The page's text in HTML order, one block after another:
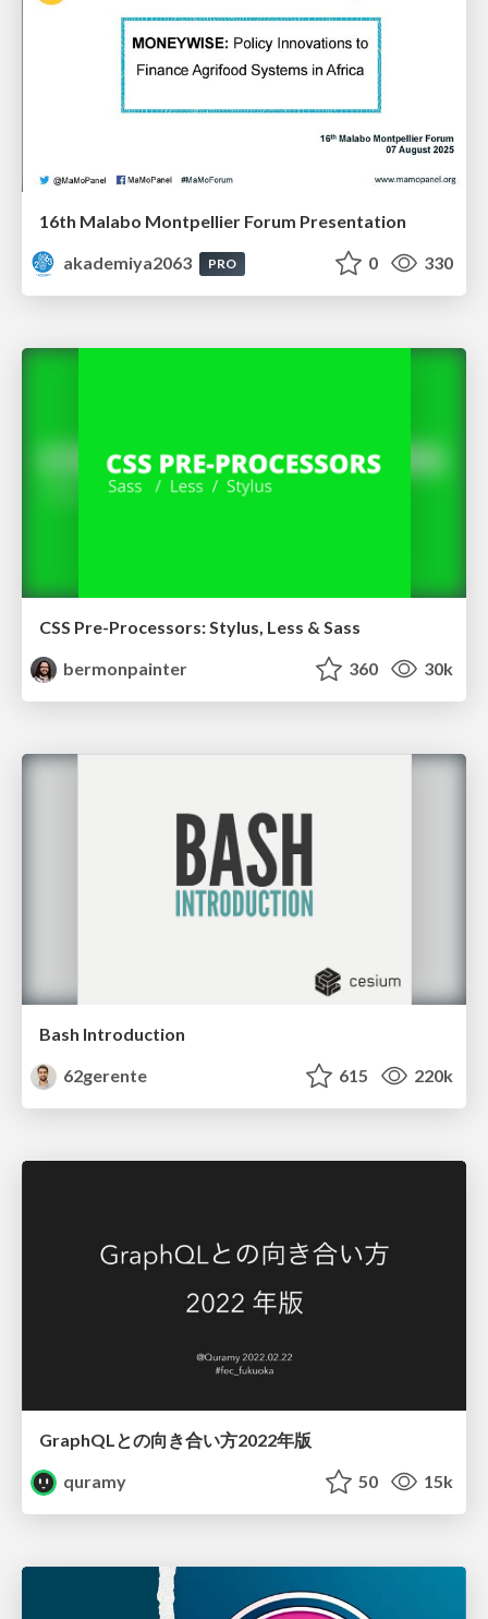
16th Malabo Montpellier Forum Presentation
akademiya2063
PRO 0 330
CSS Pre-Processors: Stylus, Less & Sass
bermonpainter
360 30k
Bash Introduction
62gerente
615 220k
GraphQLとの向き合い方2022年版
quramy
50 15k